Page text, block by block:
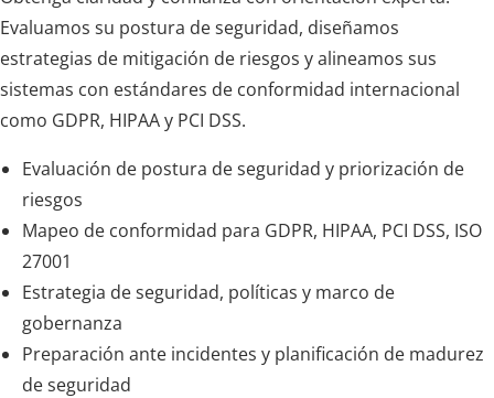
Evaluamos su postura de seguridad, diseñamos
estrategias de mitigación de riesgos y alineamos sus
sistemas con estándares de conformidad internacional
como GDPR, HIPAA y PCI DSS.
Evaluación de postura de seguridad y priorización de
riesgos
Mapeo de conformidad para GDPR, HIPAA, PCI DSS, ISO
27001
Estrategia de seguridad, políticas y marco de
gobernanza
Preparación ante incidentes y planificación de madurez
de seguridad